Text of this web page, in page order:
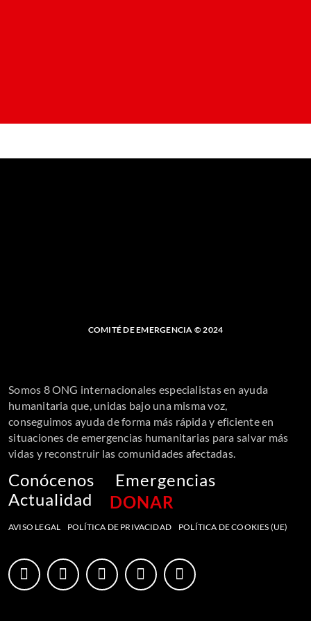
COMITÉ DE EMERGENCIA © 2024
Somos 8 ONG internacionales especialistas en ayuda
humanitaria que, unidas bajo una misma voz,
conseguimos ayuda de forma más rápida y eficiente en
situaciones de emergencias humanitarias para salvar más
vidas y reconstruir las comunidades afectadas.
Conócenos
Emergencias
Actualidad
DONAR
AVISO LEGAL POLÍTICA DE PRIVACIDAD POLÍTICA DE COOKIES (UE)